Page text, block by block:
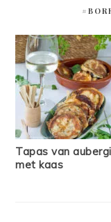
Tapas van
met kaas